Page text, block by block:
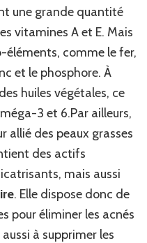
une grande quantité
vitamines A et E. Mais
éléments, comme le fer,
et le phosphore. À
huiles végétales, ce
3 et 6.Par ailleurs,
allié des peaux grasses
des actifs
mais aussi
. Elle dispose donc de
pour éliminer les acnés
à supprimer les